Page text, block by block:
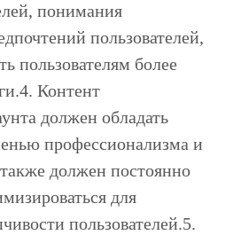
понимания
пользователей,
пользователям более
Контент
должен обладать
профессионализма и
должен постоянно
для
пользователей.5.